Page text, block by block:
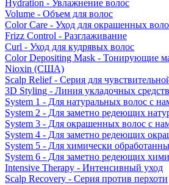
Hydration - Увлажнение волос
Volume - Объем для волос
Color Care - Уход для окрашенных
Frizz Control - Разглаживание
Curl - Уход для кудрявых волос
Color Depositing Mask - Тонирующие
Nioxin (США)
Scalp Relief - Серия для
3D Styling - Линия укладочных средств
System 1 - Для натуральных волос с
System 2 - Для заметно редеющих
System 3 - Для окрашенных волос с
System 4 - Для заметно редеющих
System 5 - Для химически
System 6 - Для заметно редеющих
Intensive Therapy - Интенсивный уход
Scalp Recovery - Серия против перхоти